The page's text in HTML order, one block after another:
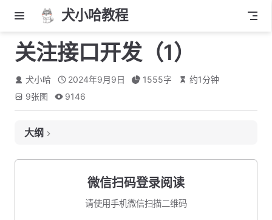
犬小哈教程
关注接口开发（1）
犬小哈 2024年9月9日 1555字 约1分钟
9张图 9146
大纲
微信扫码登录阅读
请使用手机微信扫描二维码